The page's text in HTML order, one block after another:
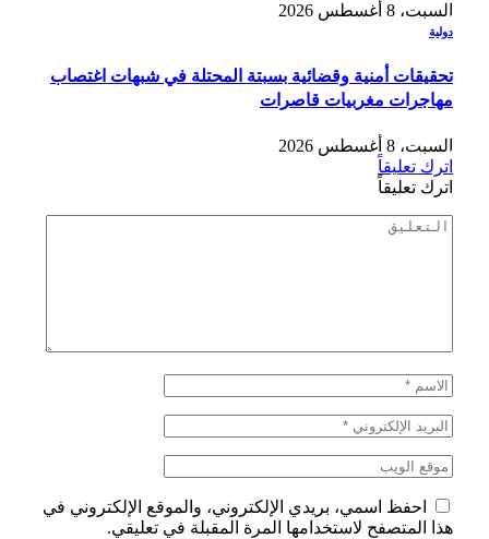
السبت، 8 أغسطس 2026
دولية
تحقيقات أمنية وقضائية بسبتة المحتلة في شبهات اغتصاب
مهاجرات مغربيات قاصرات
السبت، 8 أغسطس 2026
اترك تعليقاً
اترك تعليقاً
احفظ اسمي، بريدي الإلكتروني، والموقع الإلكتروني في
هذا المتصفح لاستخدامها المرة المقبلة في تعليقي.